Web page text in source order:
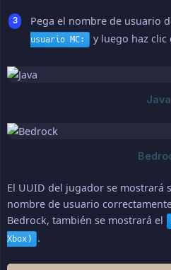
Pega el nombre de usuario
usuario MC:
y luego haz clic
El UUID del jugador se mostrará
nombre de usuario
Bedrock, también se mostrará el
Xbox)
.